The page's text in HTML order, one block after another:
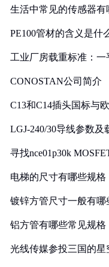
生活中常见的传感器有
PE100管材的含义是什
工业厂房载重标准：
CONOSTAN公司简介
C13和C14插头国标与
LGJ-240/30导线参数及
寻找nce01p30k
电梯的尺寸有哪些规格
镀锌方管尺寸一般有哪
铝方管有哪些常见规格
光线传媒参投三国的星